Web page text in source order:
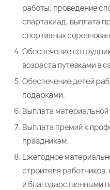
работы: проведение
спартакиад; выплата
спортивных
Обеспечение
возраста путевками в
Обеспечение детей
подарками.
Выплата
Выплата премий к
праздникам.
Ежегодное
строителя
и благодарственными